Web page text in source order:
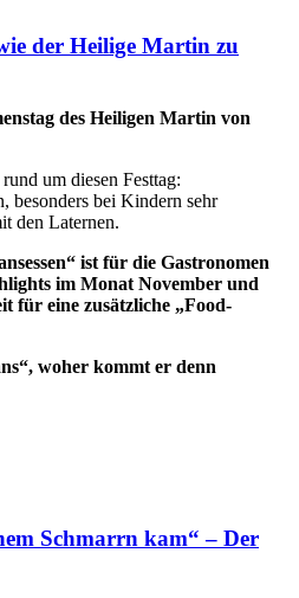
der Heilige Martin zu
des Heiligen Martin von
um diesen Festtag:
besonders bei Kindern sehr
den Laternen.
ist für die Gastronomen
im Monat November und
für eine zusätzliche „Food-
woher kommt er denn
Schmarrn kam“ – Der